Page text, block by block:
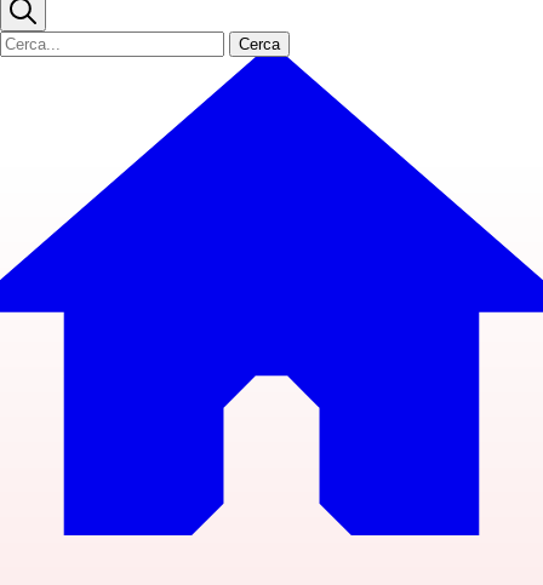
Cerca